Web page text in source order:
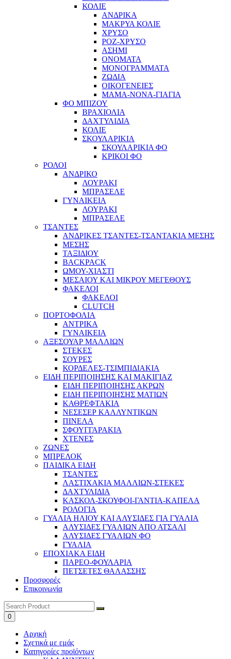
ΚΟΛΙΕ
ΑΝΔΡΙΚΑ
ΜΑΚΡΥΑ ΚΟΛΙΕ
ΧΡΥΣΟ
ΡΟΖ-ΧΡΥΣΟ
ΑΣΗΜΙ
ΟΝΟΜΑΤΑ
ΜΟΝΟΓΡΑΜΜΑΤΑ
ΖΩΔΙΑ
ΟΙΚΟΓΕΝΕΙΕΣ
ΜΑΜΑ-ΝΟΝΑ-ΓΙΑΓΙΑ
ΦΟ ΜΠΙΖΟΥ
ΒΡΑΧΙΟΛΙΑ
ΔΑΧΤΥΛΙΔΙΑ
ΚΟΛΙΕ
ΣΚΟΥΛΑΡΙΚΙΑ
ΣΚΟΥΛΑΡΙΚΙΑ ΦΟ
ΚΡΙΚΟΙ ΦΟ
ΡΟΛΟΙ
ΑΝΔΡΙΚΟ
ΛΟΥΡΑΚΙ
ΜΠΡΑΣΕΛΕ
ΓΥΝΑΙΚΕΙΑ
ΛΟΥΡΑΚΙ
ΜΠΡΑΣΕΛΕ
ΤΣΑΝΤΕΣ
ΑΝΔΡΙΚΕΣ ΤΣΑΝΤΕΣ-ΤΣΑΝΤΑΚΙΑ ΜΕΣΗΣ
ΜΕΣΗΣ
ΤΑΞΙΔΙΟΥ
BACKPACK
ΩΜΟΥ-ΧΙΑΣΤΙ
ΜΕΣΑΙΟΥ ΚΑΙ ΜΙΚΡΟΥ ΜΕΓΕΘΟΥΣ
ΦΑΚΕΛΟΙ
ΦΑΚΕΛΟΙ
CLUTCH
ΠΟΡΤΟΦΟΛΙΑ
ΑΝΤΡΙΚΑ
ΓΥΝΑΙΚΕΙΑ
ΑΞΕΣΟΥΑΡ ΜΑΛΛΙΩΝ
ΣΤΕΚΕΣ
ΣΟΥΡΕΣ
ΚΟΡΔΕΛΕΣ-ΤΣΙΜΠΙΔΙΑΚΙΑ
ΕΙΔΗ ΠΕΡΙΠΟΙΗΣΗΣ ΚΑΙ ΜΑΚΙΓΙΑΖ
ΕΙΔΗ ΠΕΡΙΠΟΙΗΣΗΣ ΑΚΡΩΝ
ΕΙΔΗ ΠΕΡΙΠΟΙΗΣΗΣ ΜΑΤΙΩΝ
ΚΑΘΡΕΦΤΑΚΙΑ
ΝΕΣΕΣΕΡ ΚΑΛΛΥΝΤΙΚΩΝ
ΠΙΝΕΛΑ
ΣΦΟΥΓΓΑΡΑΚΙΑ
ΧΤΕΝΕΣ
ΖΩΝΕΣ
ΜΠΡΕΛΟΚ
ΠΑΙΔΙΚΑ ΕΙΔΗ
ΤΣΑΝΤΕΣ
ΛΑΣΤΙΧΑΚΙΑ ΜΑΛΛΙΩΝ-ΣΤΕΚΕΣ
ΔΑΧΤΥΛΙΔΙΑ
ΚΑΣΚΟΛ-ΣΚΟΥΦΟΙ-ΓΑΝΤΙΑ-ΚΑΠΕΛΑ
ΡΟΛΟΓΙΑ
ΓΥΑΛΙΑ ΗΛΙΟΥ ΚΑΙ ΑΛΥΣΙΔΕΣ ΓΙΑ ΓΥΑΛΙΑ
ΑΛΥΣΙΔΕΣ ΓΥΑΛΙΩΝ ΑΠΟ ΑΤΣΑΛΙ
ΑΛΥΣΙΔΕΣ ΓΥΑΛΙΩΝ ΦΟ
ΓΥΑΛΙΑ
ΕΠΟΧΙΑΚΑ ΕΙΔΗ
ΠΑΡΕΟ-ΦΟΥΛΑΡΙΑ
ΠΕΤΣΕΤΕΣ ΘΑΛΑΣΣΗΣ
Προσφορές
Επικοινωνία
0
Αρχική
Σχετικά με εμάς
Κατηγορίες προϊόντων